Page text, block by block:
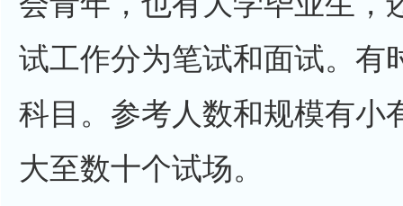
试工作分为笔试和面试。有
科目。参考人数和规模有小
大至数十个试场。